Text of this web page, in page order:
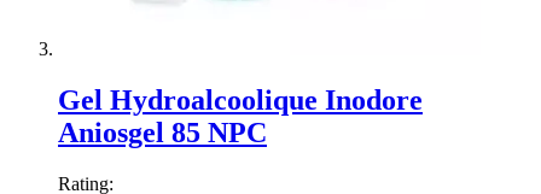
Gel Hydroalcoolique Inodore
Aniosgel 85 NPC
Rating: